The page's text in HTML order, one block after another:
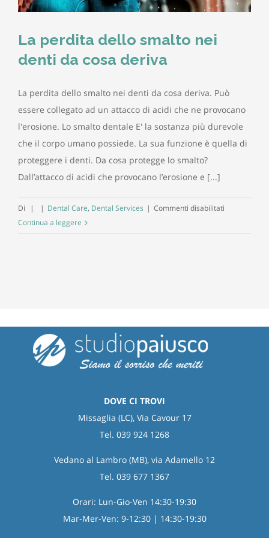
La perdita dello smalto nei
denti da cosa deriva
La perdita dello smalto nei denti da cosa deriva. Può
essere collegato ad un attacco di acidi che ne provocano
l'erosione. Lo smalto dentale E' la sostanza più durevole
che il corpo umano possiede. La sua funzione è quella di
proteggere i denti. Da cosa protegge lo smalto?
Dall’attacco di acidi che provocano l’erosione e [...]
Di | | Dental Care, Dental Services | Commenti disabilitati
Continua a leggere
DOVE CI TROVI
Missaglia (LC), Via Cavour 17
Tel. 039 924 1268
Vedano al Lambro (MB), via Adamello 12
Tel. 039 677 1367
Orari: Lun-Gio-Ven 14:30-19:30
Mar-Mer-Ven: 9-12:30 | 14:30-19:30